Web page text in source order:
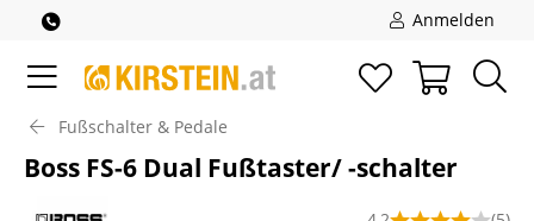
Anmelden
Fußschalter & Pedale
Boss FS-6 Dual Fußtaster/ -schalter